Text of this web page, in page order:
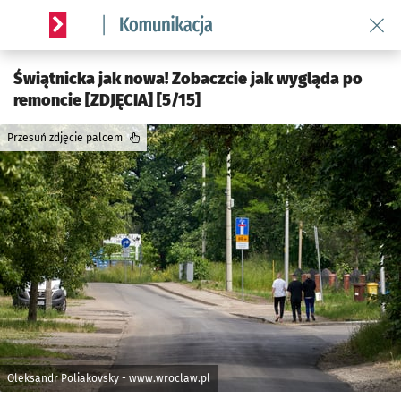
Serwis informacyjny wroclaw.pl podserwis: Komunikacja
Świątnicka jak nowa! Zobaczcie jak wygląda po
remoncie [ZDJĘCIA] [5/15]
Oleksandr Poliakovsky - www.wroclaw.pl
Przesuń zdjęcie palcem